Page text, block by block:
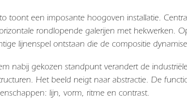
toont een imposante hoogoven installatie.
rondlopende galerijen met hekwerken.
lijnenspel ontstaan die de compositie
nabij gekozen standpunt verandert de
Het beeld neigt naar abstractie. De
lijn, vorm, ritme en contrast.